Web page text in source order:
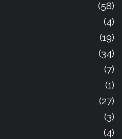
(58)
(4)
(19)
(34)
(7)
(1)
(27)
(3)
(4)